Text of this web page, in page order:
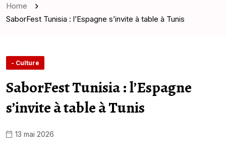
Home
SaborFest Tunisia : l’Espagne s’invite à table à Tunis
- Culture
SaborFest Tunisia : l’Espagne
s’invite à table à Tunis
13 mai 2026